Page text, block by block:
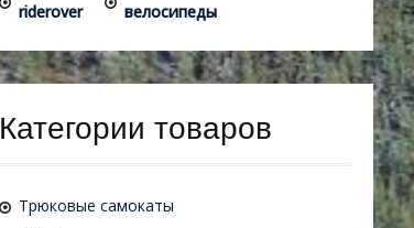
riderover
велосипеды
Категории товаров
Трюковые самокаты